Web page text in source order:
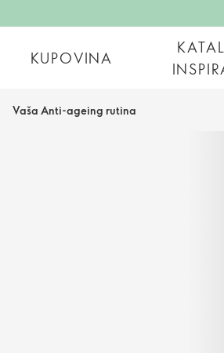
KUPOVINA
Vaša Anti-ageing rutina